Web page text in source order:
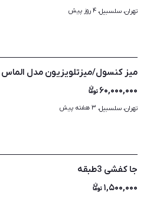
تهران، سلسبیل، ۴ روز پیش
میز کنسول/میزتلویزیون مدل الماس
۶۰,۰۰۰,۰۰۰
تهران، سلسبیل، ۳ هفته پیش
جا کفشی 3طبقه
۱,۵۰۰,۰۰۰